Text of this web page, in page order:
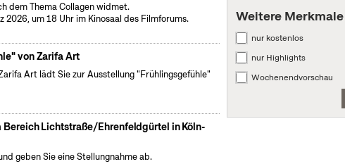
dem Thema Collagen widmet.
2026, um 18 Uhr im Kinosaal des Filmforums.
von Zarifa Art
Art lädt Sie zur Ausstellung "Frühlingsgefühle"
Lichtstraße/Ehrenfeldgürtel in Köln-
geben Sie eine Stellungnahme ab.
Weitere Merkmale
nur kostenlos
nur Highlights
Wochenendvorschau